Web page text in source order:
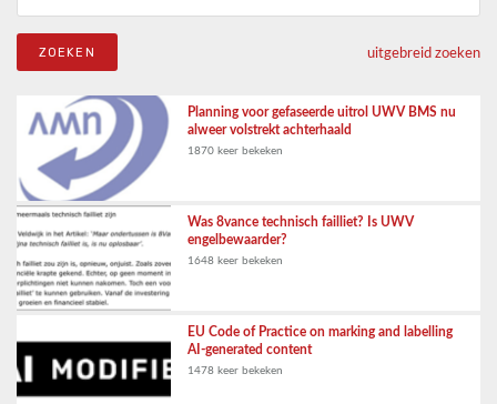
uitgebreid zoeken
Planning voor gefaseerde uitrol UWV BMS nu
alweer volstrekt achterhaald
1870 keer bekeken
Was 8vance technisch failliet? Is UWV
engelbewaarder?
1648 keer bekeken
EU Code of Practice on marking and labelling
AI-generated content
1478 keer bekeken